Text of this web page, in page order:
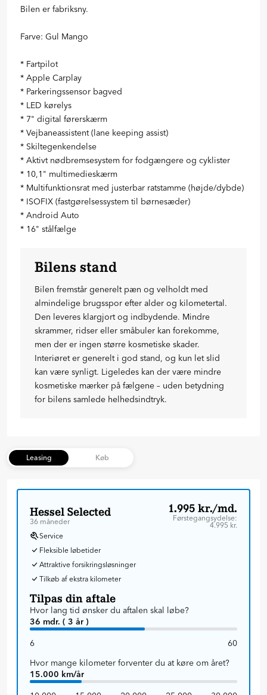
Bilen er fabriksny.
Farve: Gul Mango
* Fartpilot
* Apple Carplay
* Parkeringssensor bagved
* LED kørelys
* 7" digital førerskærm
* Vejbaneassistent (lane keeping assist)
* Skiltegenkendelse
* Aktivt nødbremsesystem for fodgængere og cyklister
* 10,1" multimedieskærm
* Multifunktionsrat med justerbar ratstamme (højde/dybde)
* ISOFIX (fastgørelsessystem til børnesæder)
* Android Auto
* 16" stålfælge
Bilens stand
Bilen fremstår generelt pæn og velholdt med
almindelige brugsspor efter alder og kilometertal.
Den leveres klargjort og indbydende. Mindre
skrammer, ridser eller småbuler kan forekomme,
men der er ingen større kosmetiske skader.
Interiøret er generelt i god stand, og kun let slid
kan være synligt. Ligeledes kan der være mindre
kosmetiske mærker på fælgene – uden betydning
for bilens samlede helhedsindtryk.
Leasing Køb
Hessel Selected
36 måneder
1.995 kr./md.
Førstegangsydelse:
4.995 kr.
Service
Fleksible løbetider
Attraktive forsikringsløsninger
Tilkøb af ekstra kilometer
Tilpas din aftale
Hvor lang tid ønsker du aftalen skal løbe?
36 mdr. ( 3 år )
6
60
Hvor mange kilometer forventer du at køre om året?
15.000 km/år